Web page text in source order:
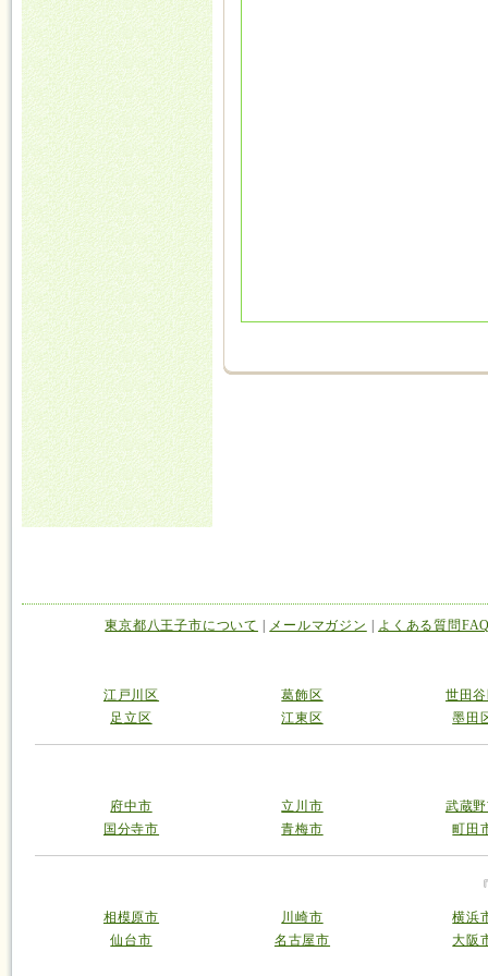
東京都八王子市について メールマガジン よくある質問
江戸川区 葛飾区
世田
足立区
江東区 墨田
府中市 立川市
武蔵
国分寺市
青梅市 町田
相模原市 川崎市
横浜
仙台市
名古屋市 大阪